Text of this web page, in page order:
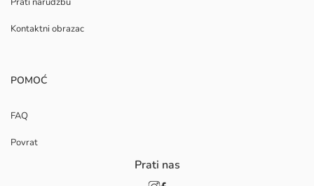
Kontaktni obrazac
POMOĆ
FAQ
Povrat
Prati nas